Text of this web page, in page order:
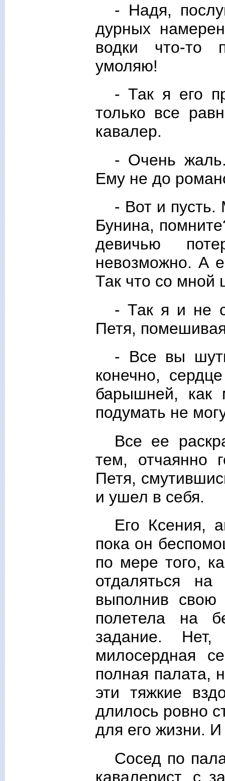
- Надя,
дурных
водки что-то
умоляю!
- Так я его
только все
кавалер.
- Очень
Ему не до
- Вот и
Бунина,
девичью
невозможно. А
Так что со мной
- Так я и не
Петя,
- Все вы
конечно,
барышней,
подумать не
Все ее
тем, отчаянно
Петя,
и ушел в себя.
Его Ксения,
пока он
по мере того,
отдаляться
выполнив
полетела на
задание.
милосердная
полная палата,
эти тяжкие
длилось ровно
для его жизни. И
Сосед по
кавалерист, с